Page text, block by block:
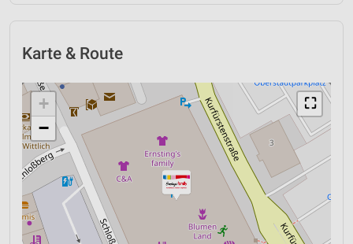
Karte & Route
⛶
+
−